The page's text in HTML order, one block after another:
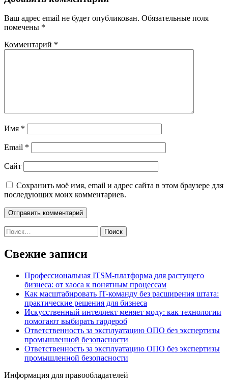
Ваш адрес email не будет опубликован. Обязательные поля
помечены *
Комментарий *
Имя *
Email *
Сайт
Сохранить моё имя, email и адрес сайта в этом браузере для
последующих моих комментариев.
Найти:
Свежие записи
Профессиональная ITSM-платформа для растущего
бизнеса: от хаоса к понятным процессам
Как масштабировать IT-команду без расширения штата:
практические решения для бизнеса
Искусственный интеллект меняет моду: как технологии
помогают выбирать гардероб
Ответственность за эксплуатацию ОПО без экспертизы
промышленной безопасности
Ответственность за эксплуатацию ОПО без экспертизы
промышленной безопасности
Информация для правообладателей